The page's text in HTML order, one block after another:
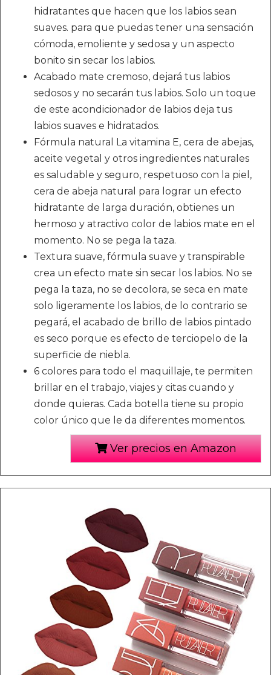
hidratantes que hacen que los labios sean
suaves. para que puedas tener una sensación
cómoda, emoliente y sedosa y un aspecto
bonito sin secar los labios.
Acabado mate cremoso, dejará tus labios
sedosos y no secarán tus labios. Solo un toque
de este acondicionador de labios deja tus
labios suaves e hidratados.
Fórmula natural La vitamina E, cera de abejas,
aceite vegetal y otros ingredientes naturales
es saludable y seguro, respetuoso con la piel,
cera de abeja natural para lograr un efecto
hidratante de larga duración, obtienes un
hermoso y atractivo color de labios mate en el
momento. No se pega la taza.
Textura suave, fórmula suave y transpirable
crea un efecto mate sin secar los labios. No se
pega la taza, no se decolora, se seca en mate
solo ligeramente los labios, de lo contrario se
pegará, el acabado de brillo de labios pintado
es seco porque es efecto de terciopelo de la
superficie de niebla.
6 colores para todo el maquillaje, te permiten
brillar en el trabajo, viajes y citas cuando y
donde quieras. Cada botella tiene su propio
color único que le da diferentes momentos.
Ver precios en Amazon